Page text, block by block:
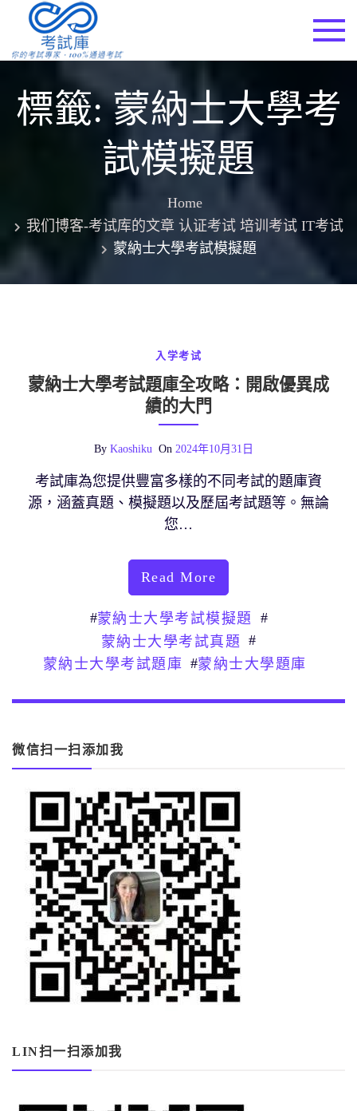
content
標籤:蒙納士大學考
試模擬題
Home
我们博客-考试库的文章 认证考试 培训考试 IT考试
蒙納士大學考試模擬題
入学考试
蒙納士大學考試題庫全攻略：開啟優異成
績的大門
By Kaoshiku On 2024年10月31日
考試庫為您提供豐富多樣的不同考試的題庫資
源，涵蓋真題、模擬題以及歷屆考試題等。無論
您…
Read More
#蒙納士大學考試模擬題
#
蒙納士大學考試真題
#
蒙納士大學考試題庫 #蒙納士大學題庫
微信扫一扫添加我
LIN扫一扫添加我